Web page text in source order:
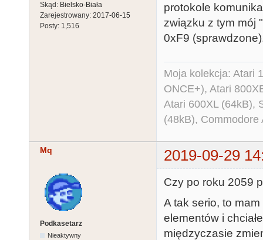
Skąd: Bielsko-Biała
Zarejestrowany: 2017-06-15
Posty: 1,516
protokole
związku z tym mój
0xF9
Moja kolekcja: Atari
ONCE+), Atari
Atari 600XL (64kB),
(48kB),
Mq 2019-09-29
Podkasetarz
Nieaktywny
Czy po roku 2059
A tak serio, to
elementów i
międzyczasie